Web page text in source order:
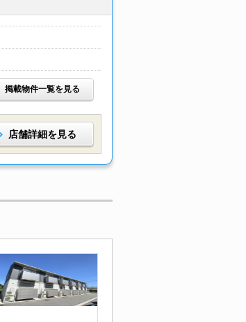
掲載物件一覧を見る
店舗詳細を見る